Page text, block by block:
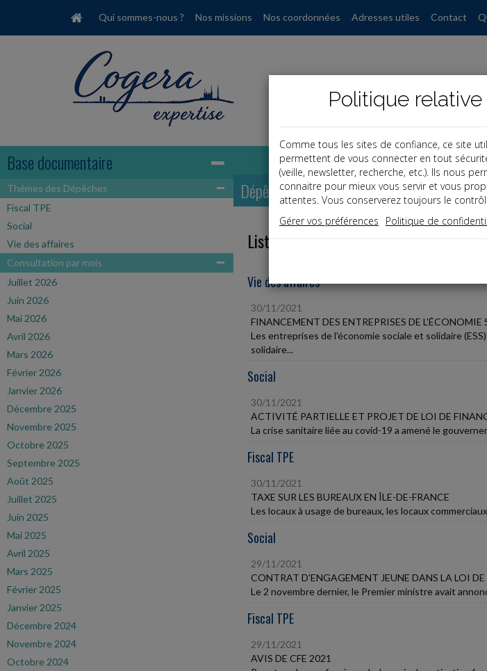
Qui sommes-nous ? Nos missions Nos coordonnées Adresses utiles Contact
Base documentaire
Thémes des Dépêches
Fiscal TPE
Social
Vie des affaires
Consultation par mois
Juillet 2026
Juin 2026
Mai 2026
Avril 2026
Mars 2026
Février 2026
Janvier 2026
Décembre 2025
Novembre 2025
Octobre 2025
Septembre 2025
Août 2025
Juillet 2025
Juin 2025
Mai 2025
Avril 2025
Mars 2025
Février 2025
Janvier 2025
Décembre 2024
Novembre 2024
Octobre 2024
Dépêches
Liste des dernières dépêches
Vie des affaires
30/11/2021
FINANCEMENT DES ENTREPRISES DE
Les entreprises de l'économie sociale et solidaire
solidaire...
Social
30/11/2021
ACTIVITÉ PARTIELLE ET PROJET DE LOI DE
La crise sanitaire liée au covid-19 a amené le
Fiscal TPE
30/11/2021
TAXE SUR LES BUREAUX EN ÎLE-DE-FRANCE
Les locaux à usage de bureaux, les locaux
Social
29/11/2021
CONTRAT D'ENGAGEMENT JEUNE DANS LA LOI DE
Le 2 novembre dernier, le Premier ministre avait
Fiscal TPE
29/11/2021
AVIS DE CFE 2021
Politique
Comme tous les sites de confiance, ce site
permettent de vous connecter en tout
(veille, newsletter, recherche, etc.). Ils nous
connaitre pour mieux vous servir et vous
attentes. Vous conserverez toujours le
Gérer vos préférences
Politique de